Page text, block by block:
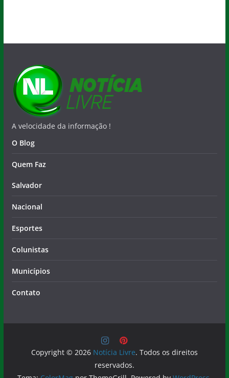
A velocidade da informação !
O Blog
Quem Faz
Salvador
Nacional
Esportes
Colunistas
Municípios
Contato
Copyright © 2026 Notícia Livre. Todos os direitos
reservados.